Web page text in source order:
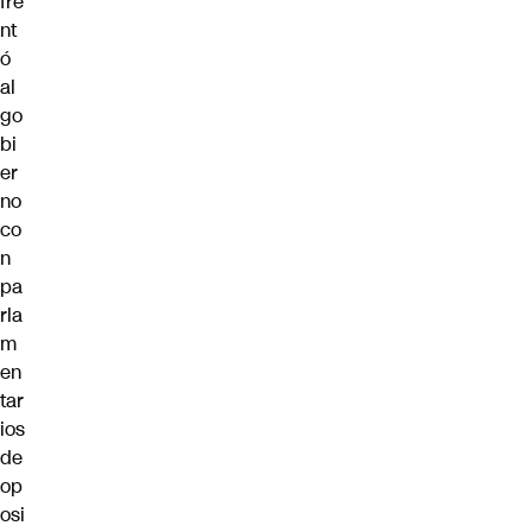
nt
ó
al
go
bi
er
no
co
n
pa
rla
m
en
tar
ios
de
op
osi